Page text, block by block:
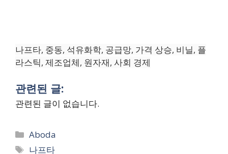
나프타, 중동, 석유화학, 공급망, 가격 상승, 비닐, 플
라스틱, 제조업체, 원자재, 사회 경제
관련된 글:
관련된 글이 없습니다.
Categories
Aboda
Tags
나프타